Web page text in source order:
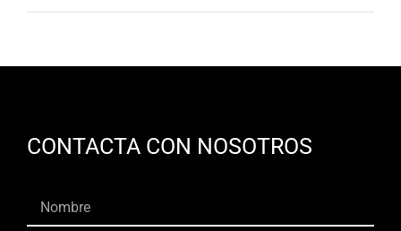
CONTACTA CON NOSOTROS